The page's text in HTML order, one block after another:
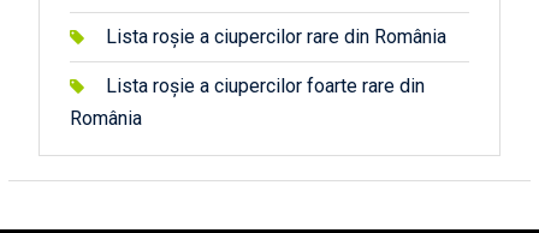
Lista roșie a ciupercilor rare din România
Lista roșie a ciupercilor foarte rare din
România